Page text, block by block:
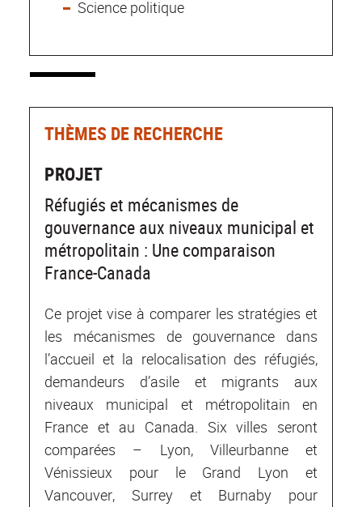
Science politique
THÈMES DE RECHERCHE
PROJET
Réfugiés et mécanismes de
gouvernance aux niveaux municipal et
métropolitain : Une comparaison
France-Canada
Ce projet vise à comparer les stratégies et
les mécanismes de gouvernance dans
l’accueil et la relocalisation des réfugiés,
demandeurs d’asile et migrants aux
niveaux municipal et métropolitain en
France et au Canada. Six villes seront
comparées – Lyon, Villeurbanne et
Vénissieux pour le Grand Lyon et
Vancouver, Surrey et Burnaby pour